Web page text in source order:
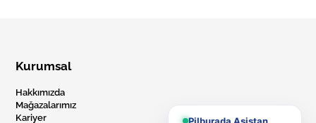
Kurumsal
Hakkımızda
Mağazalarımız
Kariyer